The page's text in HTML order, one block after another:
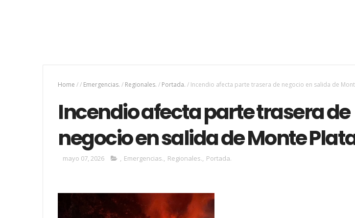
Home // Emergencias. / Regionales. / Portada. / Incendio afecta parte trasera de negocio en salida de
Incendio afecta parte trasera de
negocio en salida de Monte
mayo 07, 2026 , Emergencias., Regionales., Portada.